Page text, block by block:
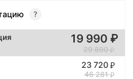
19 990
29 890
23 720
46 281